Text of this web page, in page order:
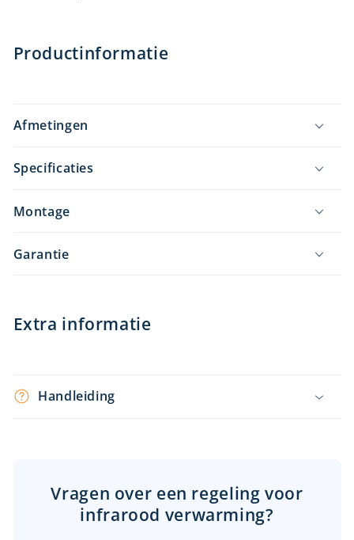
Productinformatie
Afmetingen
Specificaties
Montage
Garantie
Extra informatie
Handleiding
Vragen over een regeling voor
infrarood verwarming?